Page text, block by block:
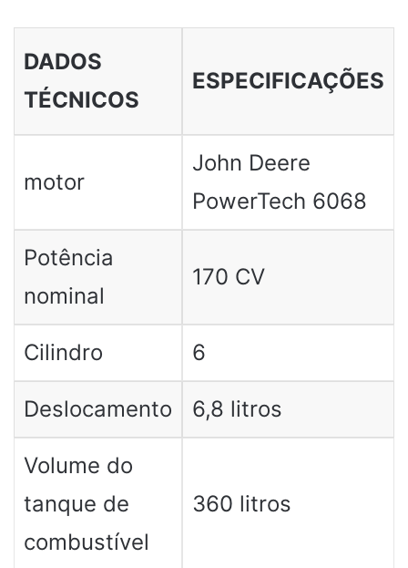
DADOS
TÉCNICOS
ESPECIFICAÇÕES
motor
John Deere
PowerTech 6068
Potência
nominal
170 CV
Cilindro 6
Deslocamento 6,8 litros
Volume do
tanque de
combustível
360 litros